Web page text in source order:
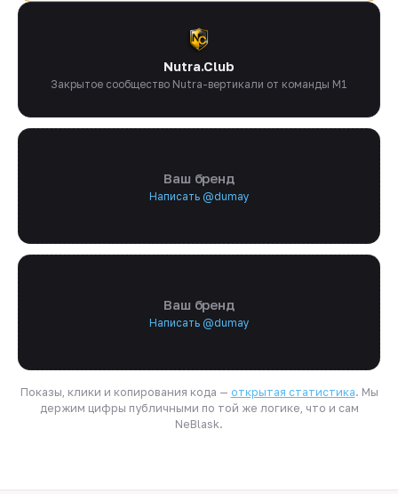
Nutra.Club
Закрытое сообщество Nutra-вертикали от команды M1
Ваш бренд
Написать @dumay
Ваш бренд
Написать @dumay
Показы, клики и копирования кода — открытая статистика. Мы
держим цифры публичными по той же логике, что и сам
NeBlask.